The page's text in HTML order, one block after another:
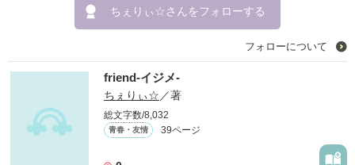
ちぇりぃ☆さんをフォローする
フォローについて
friend-イジメ-
ちぇりぃ☆／著
総文字数/8,032
青春・友情 39ページ